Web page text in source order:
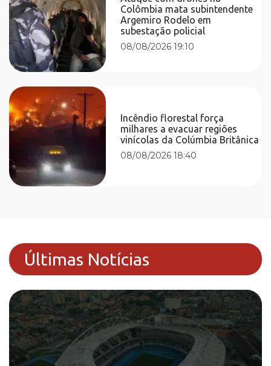
Colômbia mata subintendente
Argemiro Rodelo em
subestação policial
08/08/2026 19:10
Incêndio florestal força
milhares a evacuar regiões
vinícolas da Colúmbia Britânica
08/08/2026 18:40
Últimas Notícias